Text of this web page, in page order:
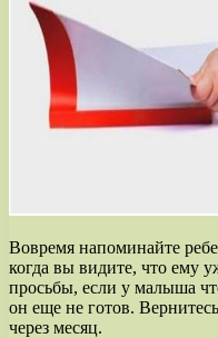
Вовремя напоминайте
когда вы видите, что ему
просьбы, если у малыша
он еще не готов.
через месяц.